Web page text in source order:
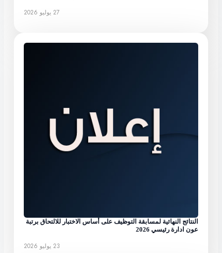
27 يوليو 2026
النتائج النهائية لمسابقة التوظيف على أساس الاختبار للالتحاق برتبة
عون ادارة رئيسي 2026
23 يوليو 2026